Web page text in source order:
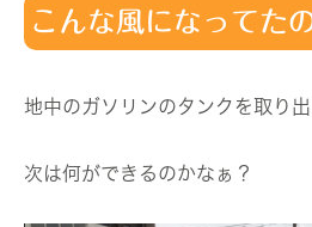
こんな風になってた
地中のガソリンのタンクを取り出
次は何ができるのかなぁ？